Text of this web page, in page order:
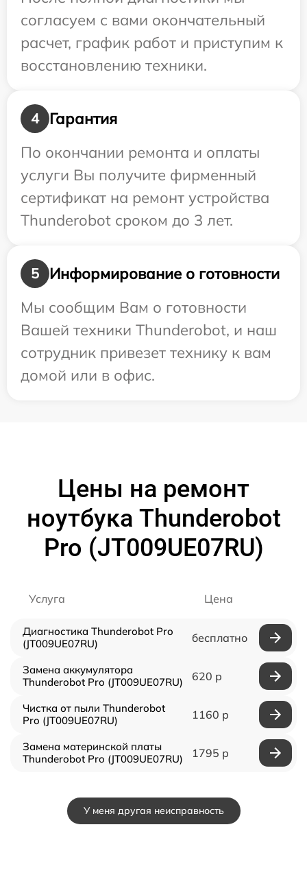
согласуем с вами окончательный
расчет, график работ и приступим к
восстановлению техники.
4
Гарантия
По окончании ремонта и оплаты
услуги Вы получите фирменный
сертификат на ремонт устройства
Thunderobot сроком до 3 лет.
5
Информирование о готовности
Мы сообщим Вам о готовности
Вашей техники Thunderobot, и наш
сотрудник привезет технику к вам
домой или в офис.
Цены на ремонт
ноутбука Thunderobot
Pro (JT009UE07RU)
Услуга Цена
Диагностика Thunderobot Pro
(JT009UE07RU)
бесплатно
Замена аккумулятора
Thunderobot Pro (JT009UE07RU)
620 р
Чистка от пыли Thunderobot
Pro (JT009UE07RU)
1160 р
Замена материнской платы
Thunderobot Pro (JT009UE07RU)
1795 р
У меня другая неисправность